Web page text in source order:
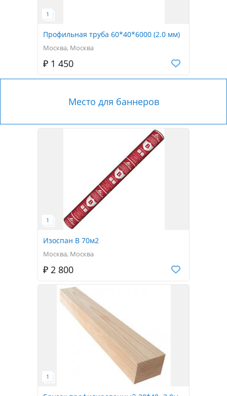
Профильная труба 60*40*6000 (2.0 мм)
Москва, Москва
₽ 1 450
Место для баннеров
Изоспан B 70м2
Москва, Москва
₽ 2 800